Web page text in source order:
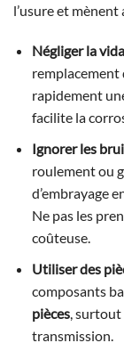
l’usure et mènent
Négliger la
rapidement
facilite la
Ignorer les
roulement ou
d’embrayage
Ne pas les
coûteuse.
Utiliser des
composants
pièces, surtout
transmission.